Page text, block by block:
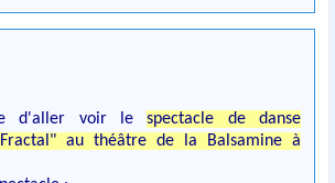
d'aller voir lespectacle de danse
au théâtre de la Balsamine à